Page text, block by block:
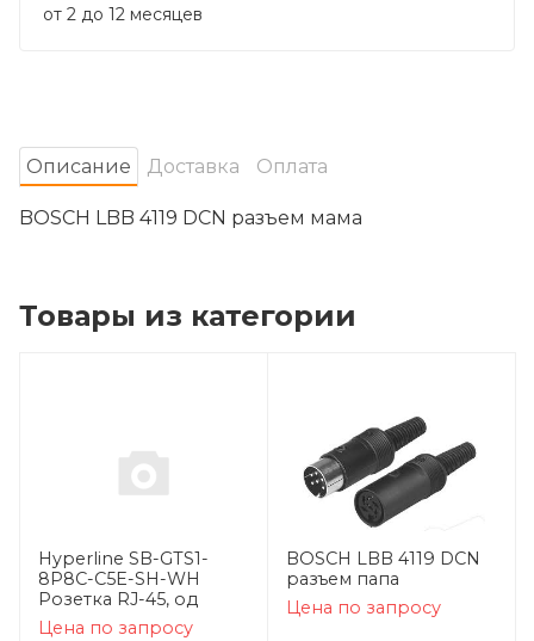
от 2 до 12 месяцев
Oписание Доставка Оплата
BOSCH LBB 4119 DCN разъем мама
Товары из категории
Hyperline SB-GTS1-
8P8C-C5E-SH-WH
Розетка RJ-45, од
Цена по запросу
BOSCH LBB 4119 DCN
разъем папа
Цена по запросу